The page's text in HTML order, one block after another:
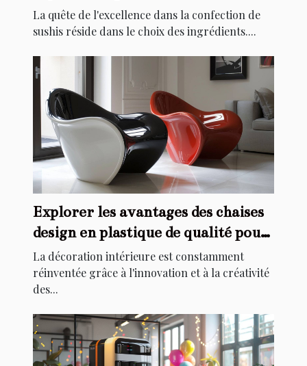
La quête de l'excellence dans la confection de
sushis réside dans le choix des ingrédients....
Explorer les avantages des chaises
design en plastique de qualité pour
la décoration intérieure
La décoration intérieure est constamment
réinventée grâce à l'innovation et à la créativité
des...